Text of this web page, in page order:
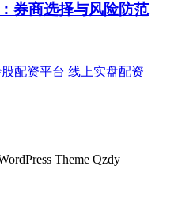
券商选择与风险防范
配资平台 线上实盘配资
Theme Qzdy